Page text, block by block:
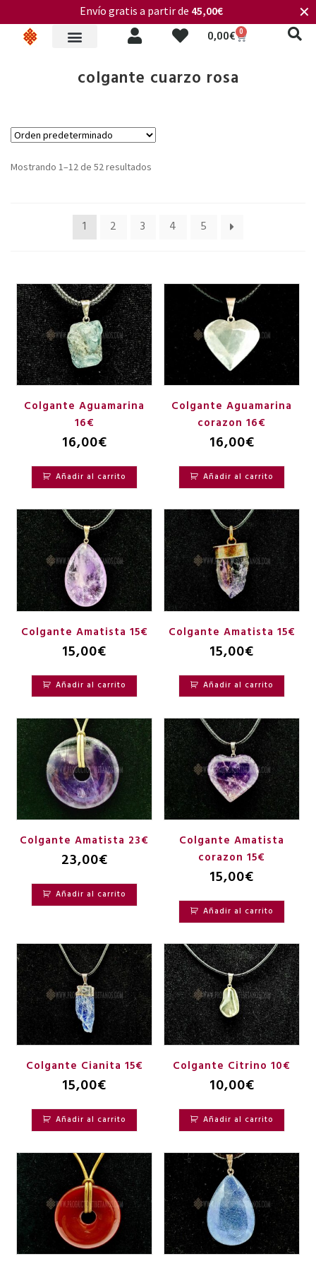
0,00€ 0
colgante cuarzo rosa
Envío gratis a partir de 45,00€ ✕
Mostrando 1–12 de 52 resultados
1 2 3 4 5
Colgante Aguamarina
16€
16,00€
Añadir al carrito
Colgante Aguamarina
corazon 16€
16,00€
Añadir al carrito
Colgante Amatista 15€
15,00€
Añadir al carrito
Colgante Amatista 15€
15,00€
Añadir al carrito
Colgante Amatista 23€
23,00€
Añadir al carrito
Colgante Amatista
corazon 15€
15,00€
Añadir al carrito
Colgante Cianita 15€
15,00€
Añadir al carrito
Colgante Citrino 10€
10,00€
Añadir al carrito